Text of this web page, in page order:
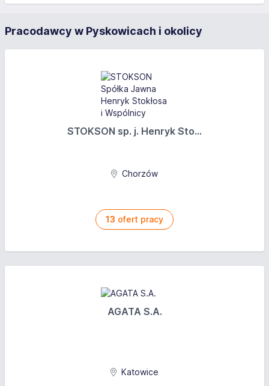
Pracodawcy w Pyskowicach i okolicy
STOKSON sp. j. Henryk Sto...
Chorzów
13 ofert pracy
AGATA S.A.
Katowice